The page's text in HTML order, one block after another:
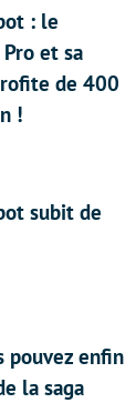
: le
et sa
de 400
!
subit de
pouvez enfin
la saga